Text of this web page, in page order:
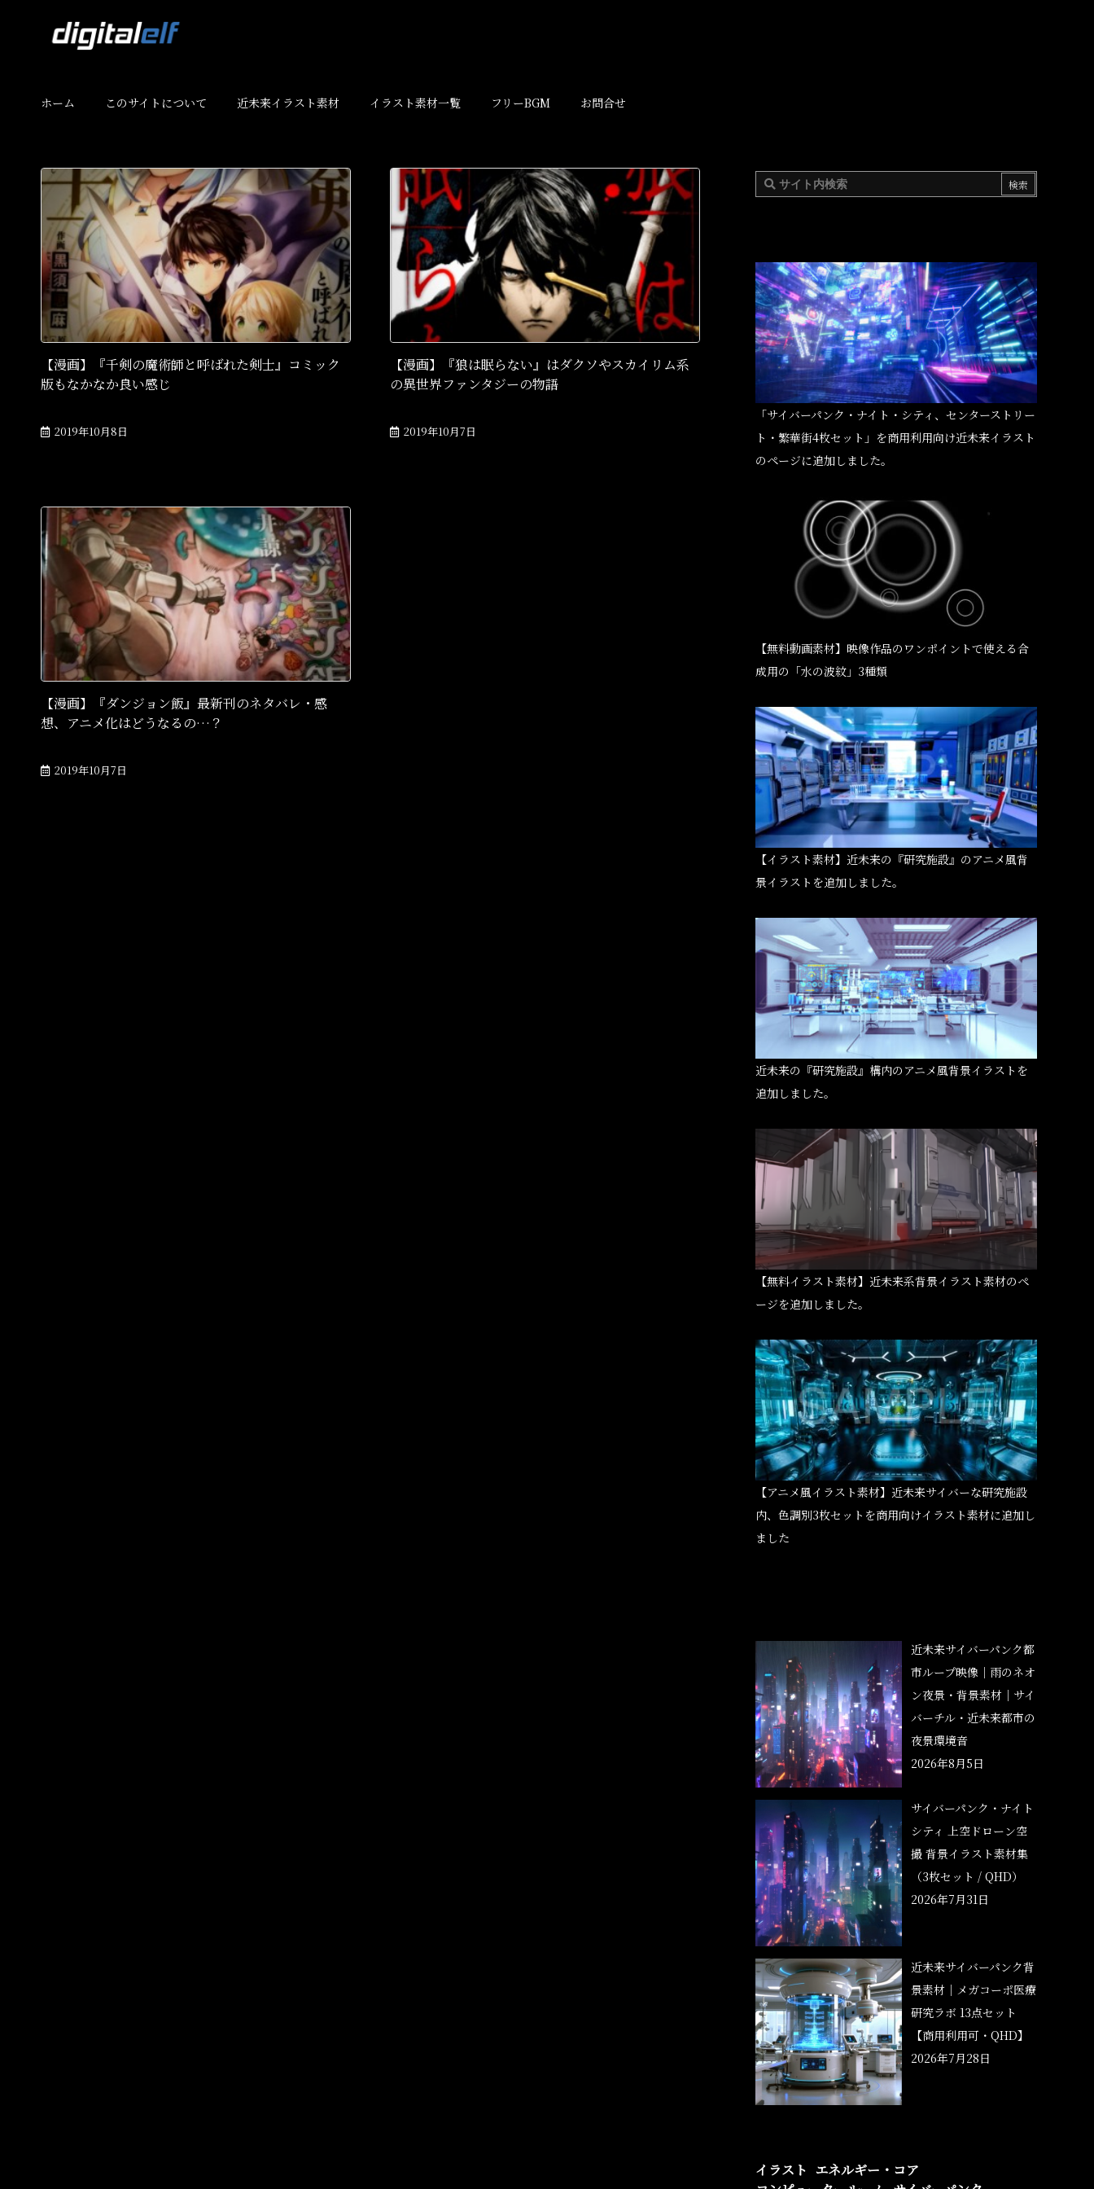
ホーム このサイトについて 近未来イラスト素材 イラスト素材一覧 フリーBGM お問合せ
【漫画】『千剣の魔術師と呼ばれた剣士』コミック
版もなかなか良い感じ
2019年10月8日
【漫画】『狼は眠らない』はダクソやスカイリム系
の異世界ファンタジーの物語
2019年10月7日
【漫画】『ダンジョン飯』最新刊のネタバレ・感
想、アニメ化はどうなるの…？
2019年10月7日
「サイバーパンク・ナイト・シティ、センターストリー
ト・繁華街4枚セット」を商用利用向け近未来イラスト
のページに追加しました。
【無料動画素材】映像作品のワンポイントで使える合
成用の「水の波紋」3種類
【イラスト素材】近未来の『研究施設』のアニメ風背
景イラストを追加しました。
近未来の『研究施設』構内のアニメ風背景イラストを
追加しました。
【無料イラスト素材】近未来系背景イラスト素材のペ
ージを追加しました。
【アニメ風イラスト素材】近未来サイバーな研究施設
内、色調別3枚セットを商用向けイラスト素材に追加し
ました
近未来サイバーパンク都
市ループ映像｜雨のネオ
ン夜景・背景素材｜サイ
バーチル・近未来都市の
夜景環境音
2026年8月5日
サイバーパンク・ナイト
シティ 上空ドローン空
撮 背景イラスト素材集
（3枚セット / QHD）
2026年7月31日
近未来サイバーパンク背
景素材｜メガコーポ医療
研究ラボ 13点セット
【商用利用可・QHD】
2026年7月28日
イラスト エネルギー・コア